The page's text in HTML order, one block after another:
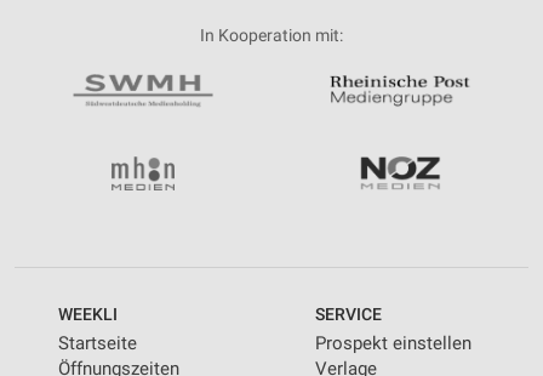
In Kooperation mit:
WEEKLI
Startseite
Öffnungszeiten
SERVICE
Prospekt einstellen
Verlage